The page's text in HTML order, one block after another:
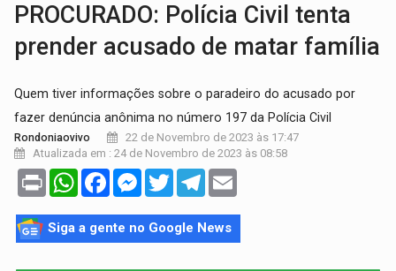
PROCURADO: Polícia Civil tenta
prender acusado de matar família
Quem tiver informações sobre o paradeiro do acusado por
fazer denúncia anônima no número 197 da Polícia Civil
Rondoniaovivo
22 de Novembro de 2023 às 17:47
Atualizada em : 24 de Novembro de 2023 às 08:58
Print WhatsAppFacebookMessenger
TwitterTelegram
Siga a gente no Google News